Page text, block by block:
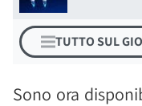
TUTTO SUL
Sono ora